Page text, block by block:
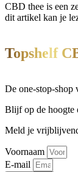
CBD thee is een
dit artikel kan je
Topshelf
De one-stop-shop
Blijf op de hoogte
Meld je
Voornaam
E-mail